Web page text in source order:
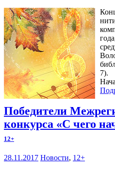
7).
Победители
конкурса «С чего
12+
28.11.2017 Новости, 12+